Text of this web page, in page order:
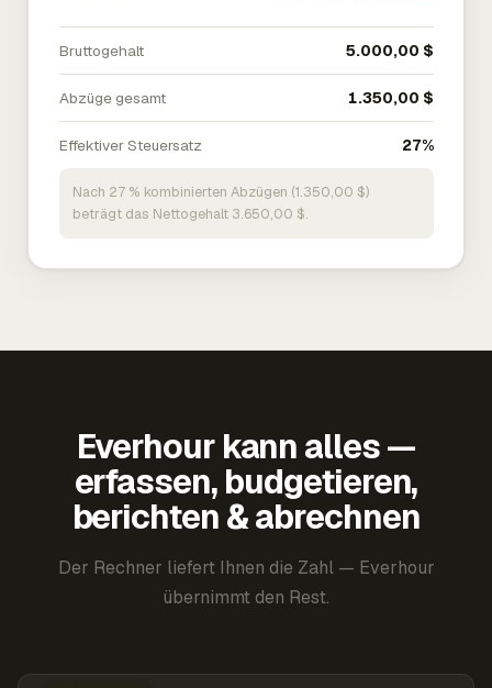
Bruttogehalt 5.000,00 $
Abzüge gesamt 1.350,00 $
Effektiver Steuersatz 27%
Nach 27 % kombinierten Abzügen (1.350,00 $)
beträgt das Nettogehalt 3.650,00 $.
Everhour kann alles —
erfassen, budgetieren,
berichten & abrechnen
Der Rechner liefert Ihnen die Zahl — Everhour
übernimmt den Rest.